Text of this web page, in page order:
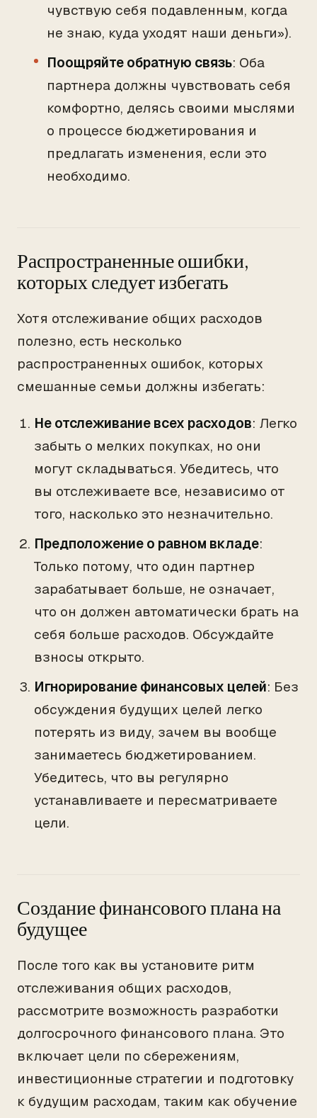
чувствую себя подавленным, когда
не знаю, куда уходят наши деньги»).
Поощряйте обратную связь: Оба
партнера должны чувствовать себя
комфортно, делясь своими мыслями
о процессе бюджетирования и
предлагать изменения, если это
необходимо.
Распространенные ошибки,
которых следует избегать
Хотя отслеживание общих расходов
полезно, есть несколько
распространенных ошибок, которых
смешанные семьи должны избегать:
Не отслеживание всех расходов: Легко
забыть о мелких покупках, но они
могут складываться. Убедитесь, что
вы отслеживаете все, независимо от
того, насколько это незначительно.
Предположение о равном вкладе:
Только потому, что один партнер
зарабатывает больше, не означает,
что он должен автоматически брать на
себя больше расходов. Обсуждайте
взносы открыто.
Игнорирование финансовых целей: Без
обсуждения будущих целей легко
потерять из виду, зачем вы вообще
занимаетесь бюджетированием.
Убедитесь, что вы регулярно
устанавливаете и пересматриваете
цели.
Создание финансового плана на
будущее
После того как вы установите ритм
отслеживания общих расходов,
рассмотрите возможность разработки
долгосрочного финансового плана. Это
включает цели по сбережениям,
инвестиционные стратегии и подготовку
к будущим расходам, таким как обучение